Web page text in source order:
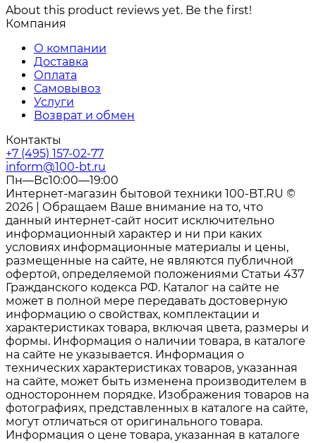
About this product reviews yet. Be the first!
Компания
О компании
Доставка
Оплата
Самовывоз
Услуги
Возврат и обмен
Контакты
+7 (495) 157-02-77
inform@100-bt.ru
Пн—Вс10:00—19:00
Интернет-магазин бытовой техники 100-BT.RU ©
2026 | Обращаем Ваше внимание на то, что
данный интернет-сайт носит исключительно
информационный характер и ни при каких
условиях информационные материалы и цены,
размещенные на сайте, не являются публичной
офертой, определяемой положениями Статьи 437
Гражданского кодекса РФ. Каталог на сайте не
может в полной мере передавать достоверную
информацию о свойствах, комплектации и
характеристиках товара, включая цвета, размеры и
формы. Информация о наличии товара, в каталоге
на сайте не указывается. Информация о
технических характеристиках товаров, указанная
на сайте, может быть изменена производителем в
одностороннем порядке. Изображения товаров на
фотографиях, представленных в каталоге на сайте,
могут отличаться от оригинального товара.
Информация о цене товара, указанная в каталоге